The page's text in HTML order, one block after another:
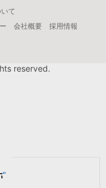
て
会社概要
採用情報
reserved.